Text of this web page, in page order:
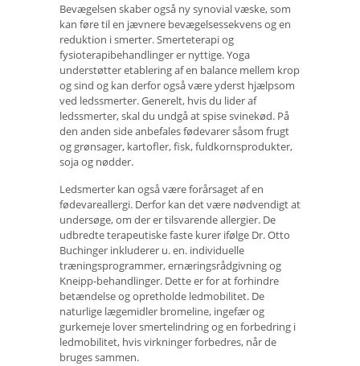
Bevægelsen skaber også ny synovial væske, som
kan føre til en jævnere bevægelsessekvens og en
reduktion i smerter. Smerteterapi og
fysioterapibehandlinger er nyttige. Yoga
understøtter etablering af en balance mellem krop
og sind og kan derfor også være yderst hjælpsom
ved ledssmerter. Generelt, hvis du lider af
ledssmerter, skal du undgå at spise svinekød. På
den anden side anbefales fødevarer såsom frugt
og grønsager, kartofler, fisk, fuldkornsprodukter,
soja og nødder.
Ledsmerter kan også være forårsaget af en
fødevareallergi. Derfor kan det være nødvendigt at
undersøge, om der er tilsvarende allergier. De
udbredte terapeutiske faste kurer ifølge Dr. Otto
Buchinger inkluderer u. en. individuelle
træningsprogrammer, ernæringsrådgivning og
Kneipp-behandlinger. Dette er for at forhindre
betændelse og opretholde ledmobilitet. De
naturlige lægemidler bromeline, ingefær og
gurkemeje lover smertelindring og en forbedring i
ledmobilitet, hvis virkninger forbedres, når de
bruges sammen.